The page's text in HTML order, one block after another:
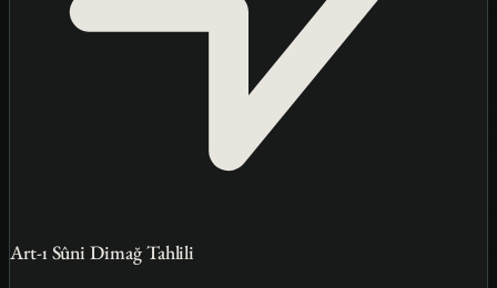
Art-ı Sûni Dimağ Tahlili